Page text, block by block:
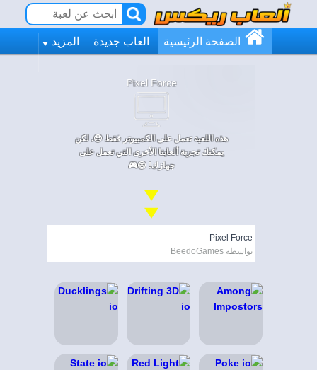
الصفحة الرئيسية العاب جديدة المزيد
Pixel Force
هذه اللعبة تعمل على الكمبيوتر فقط 😞. لكن
يمكنك تجربة ألعابنا الأخرى التي تعمل على
جهازك! 😄🎮
Pixel Force
بواسطة BeedoGames